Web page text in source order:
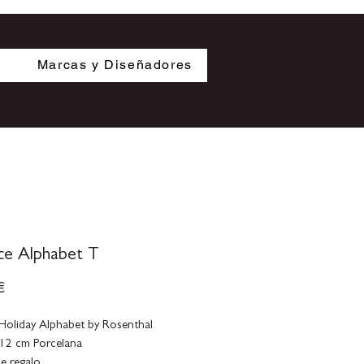
Marcas y Diseñadores
Alphabet T
Precio
Alphabet by Rosenthal
cm Porcelana